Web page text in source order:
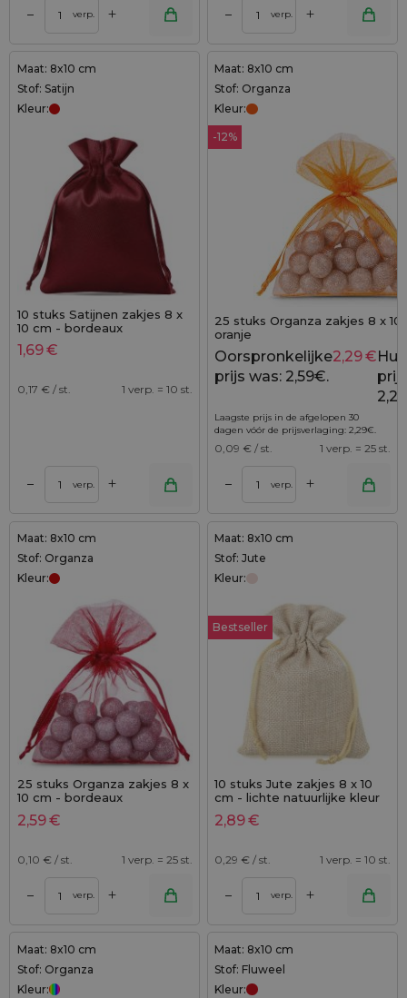
– verp. + – verp. +
Maat: 8x10 cm
Stof: Satijn
Kleur:
10 stuks Satijnen zakjes 8 x
10 cm - bordeaux
1,69€
0,17 € / st. 1 verp. = 10 st.
– verp. +
Maat: 8x10 cm
Stof: Organza
Kleur:
-12%
25 stuks Organza zakjes 8 x 10
oranje
Oorspronkelijke
prijs was: 2,59€.
2,29€
Laagste prijs in de afgelopen 30
dagen vóór de prijsverlaging:2,29€.
0,09 € / st. 1 verp. = 25 st.
– verp. +
Maat: 8x10 cm
Stof: Organza
Kleur:
25 stuks Organza zakjes 8 x
10 cm - bordeaux
2,59€
0,10 € / st. 1 verp. = 25 st.
– verp. +
Maat: 8x10 cm
Stof: Jute
Kleur:
Bestseller
10 stuks Jute zakjes 8 x 10
cm - lichte natuurlijke kleur
2,89€
0,29 € / st. 1 verp. = 10 st.
– verp. +
Maat: 8x10 cm
Stof: Organza
Kleur:
Maat: 8x10 cm
Stof: Fluweel
Kleur: